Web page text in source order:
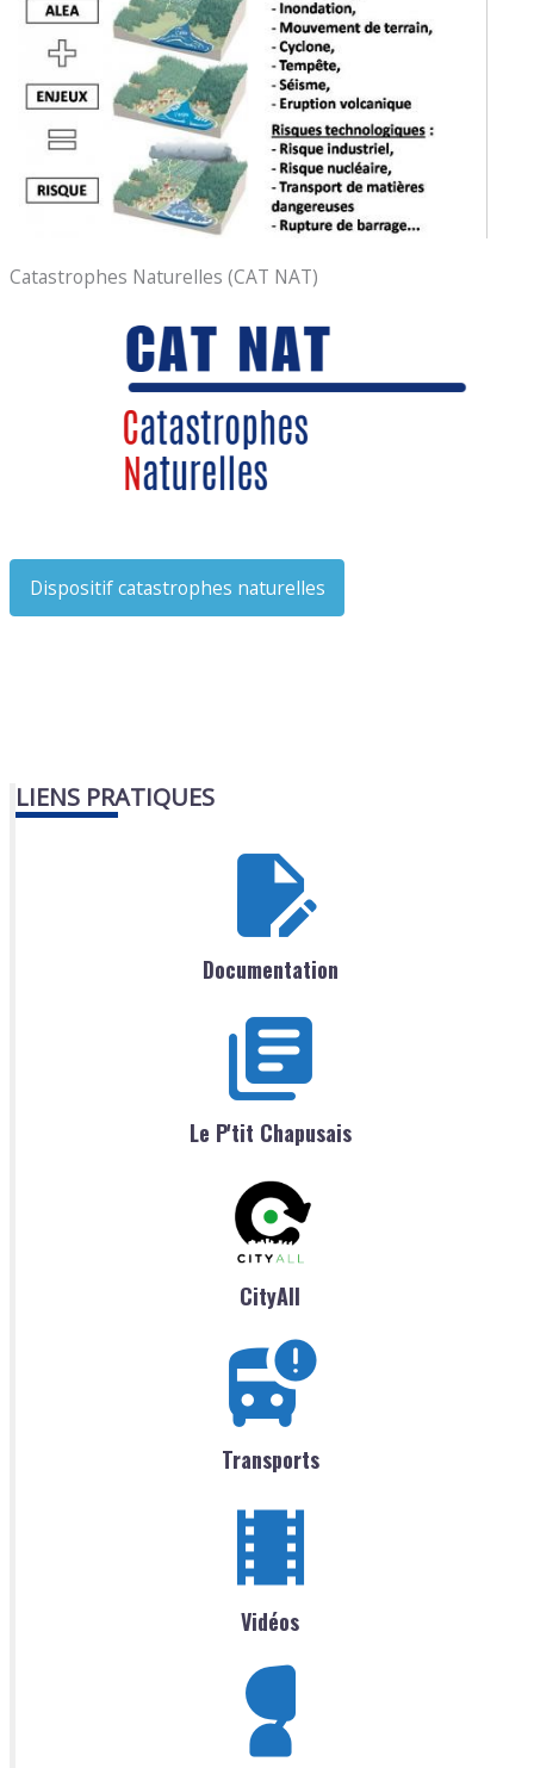
Catastrophes Naturelles (CAT NAT)
Dispositif catastrophes naturelles
LIENS PRATIQUES
Documentation
Le P'tit Chapusais
CityAll
Transports
Vidéos